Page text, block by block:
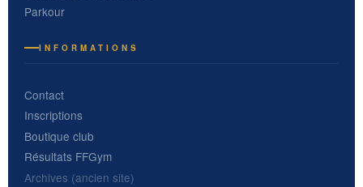
Parkour
INFORMATIONS
Contact
Inscriptions
Boutique club
Résultats FFGym
Archives (ancien site)